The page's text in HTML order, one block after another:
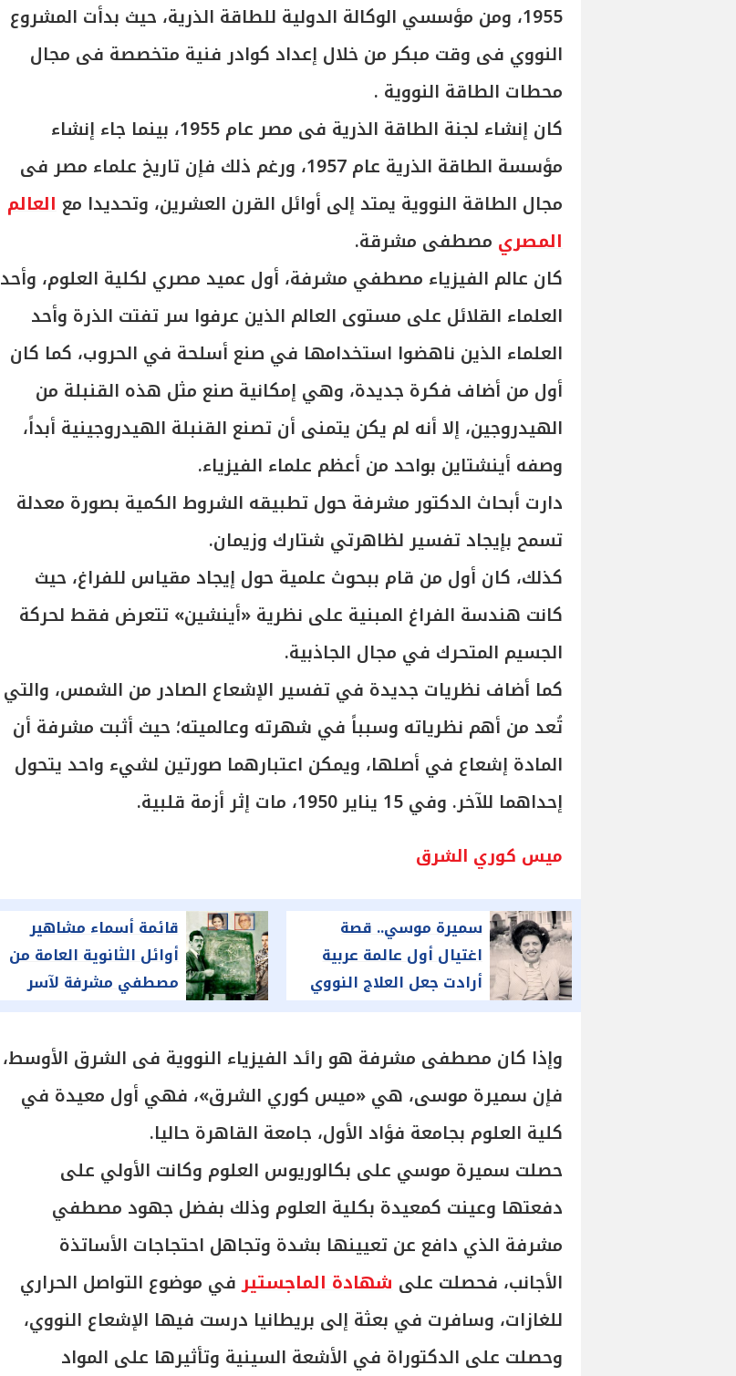
1955، ومن مؤسسي الوكالة الدولية للطاقة الذرية، حيث بدأت المشروع
النووي فى وقت مبكر من خلال إعداد كوادر فنية متخصصة فى مجال
محطات الطاقة النووية .
كان إنشاء لجنة الطاقة الذرية فى مصر عام 1955، بينما جاء إنشاء
مؤسسة الطاقة الذرية عام 1957، ورغم ذلك فإن تاريخ علماء مصر فى
مجال الطاقة النووية يمتد إلى أوائل القرن العشرين، وتحديدا مع العالم
المصري مصطفى مشرقة.
كان عالم الفيزياء مصطفي مشرفة، أول عميد مصري لكلية العلوم، وأحد
العلماء القلائل على مستوى العالم الذين عرفوا سر تفتت الذرة وأحد
العلماء الذين ناهضوا استخدامها في صنع أسلحة في الحروب، كما كان
أول من أضاف فكرة جديدة، وهي إمكانية صنع مثل هذه القنبلة من
الهيدروجين، إلا أنه لم يكن يتمنى أن تصنع القنبلة الهيدروجينية أبداً،
وصفه أينشتاين بواحد من أعظم علماء الفيزياء.
دارت أبحاث الدكتور مشرفة حول تطبيقه الشروط الكمية بصورة معدلة
تسمح بإيجاد تفسير لظاهرتي شتارك وزيمان.
كذلك، كان أول من قام ببحوث علمية حول إيجاد مقياس للفراغ، حيث
كانت هندسة الفراغ المبنية على نظرية «أينشين» تتعرض فقط لحركة
الجسيم المتحرك في مجال الجاذبية.
كما أضاف نظريات جديدة في تفسير الإشعاع الصادر من الشمس، والتي
تُعد من أهم نظرياته وسبباً في شهرته وعالميته؛ حيث أثبت مشرفة أن
المادة إشعاع في أصلها، ويمكن اعتبارهما صورتين لشيء واحد يتحول
إحداهما للآخر. وفي 15 يناير 1950، مات إثر أزمة قلبية.
ميس كوري الشرق
سميرة موسي.. قصة
اغتيال أول عالمة عربية
أرادت جعل العلاج النووي
للجميع
قائمة أسماء مشاهير
أوائل الثانوية العامة من
مصطفي مشرفة لآسر
ياسين
وإذا كان مصطفى مشرفة هو رائد الفيزياء النووية فى الشرق الأوسط،
فإن سميرة موسى، هي «ميس كوري الشرق»، فهي أول معيدة في
كلية العلوم بجامعة فؤاد الأول، جامعة القاهرة حاليا.
حصلت سميرة موسي على بكالوريوس العلوم وكانت الأولي على
دفعتها وعينت كمعيدة بكلية العلوم وذلك بفضل جهود مصطفي
مشرفة الذي دافع عن تعيينها بشدة وتجاهل احتجاجات الأساتذة
الأجانب، فحصلت على شهادة الماجستيرفي موضوع التواصل الحراري
للغازات، وسافرت في بعثة إلى بريطانيا درست فيها الإشعاع النووي،
وحصلت على الدكتوراة في الأشعة السينية وتأثيرها على المواد
" صاحب صاحبه "
شوقي غريب.. المدير الفني رجل
كل المناصب في الجبلاية برعاية
هاني أبوريدة
25 يوليو, 2026 10:00 م